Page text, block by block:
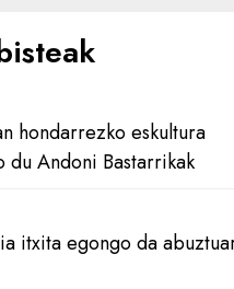
hondarrezko eskultura
du Andoni Bastarrikak
itxita egongo da